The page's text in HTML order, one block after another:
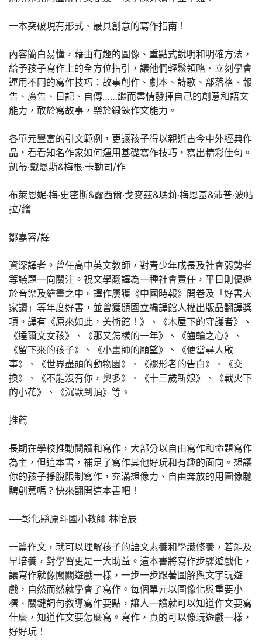
一本突破現有形式、最具創意的寫作指南！
內容簡白易懂，藉由有趣的圖像、重點式說明和明確方法，
給予孩子寫作上的全方位指引，讓他們輕鬆領略、立刻學會
運用不同的寫作技巧：故事創作、劇本、詩歌、部落格、報
告、廣告、日記、自傳……繼而盡情發揮自己的創意和語文
能力，敢於寫故事，樂於鍛鍊作文能力。
各單元豐富的引文範例，更讓孩子得以親近古今中外經典作
品，看看知名作家如何運用基礎寫作技巧，寫出精彩佳句。
凱蒂‧戴恩斯&梅根‧卡勒司/作
布萊恩妮‧梅‧史密斯&露西爾‧戈麥茲&瑪莉‧梅恩基&沛普‧波帖
拉/繪
鄒嘉容/譯
資深譯者。曾任高中英文教師，對青少年成長及社會弱勢者
等議題一向關注。視文學翻譯為一種社會責任，平日則優遊
於音樂及繪畫之中。譯作屢獲《中國時報》開卷及「好書大
家讀」等年度好書，並曾獲頒國立編譯館人權出版品翻譯獎
項。譯有《原來如此，美術館！》、《木屋下的守護者》、
《達爾文女孩》、《那又怎樣的一年》、《齒輪之心》、
《留下來的孩子》、《小畫師的願望》、《便當尋人啟
事》、《世界盡頭的動物園》、《褪形者的告白》、《交
換》、《不能沒有你，奧多》、《十三歲新娘》、《戰火下
的小花》、《沉默到頂》等。
推薦
長期在學校推動閱讀和寫作，大部分以自由寫作和命題寫作
為主，但這本書，補足了寫作其他好玩和有趣的面向。想讓
你的孩子掙脫限制寫作，充滿想像力、自由奔放的用圖像馳
騁創意嗎？快來翻開這本書吧！
──彰化縣原斗國小教師 林怡辰
一篇作文，就可以理解孩子的語文素養和學識修養，若能及
早培養，對學習更是一大助益。這本書將寫作步驟遊戲化，
讓寫作就像闖關遊戲一樣，一步一步跟著圖解與文字玩遊
戲，自然而然就學會了寫作。每個單元以圖像化與重要小
標、關鍵詞句教導寫作要點，讓人一讀就可以知道作文要寫
什麼，知道作文要怎麼寫。寫作，真的可以像玩遊戲一樣，
好好玩！